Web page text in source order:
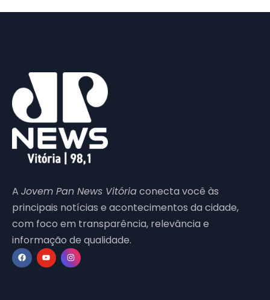
A Jovem Pan News Vitóriaconecta você às
principais notícias e acontecimentos da cidade,
com foco em transparência, relevância e
informação de qualidade.